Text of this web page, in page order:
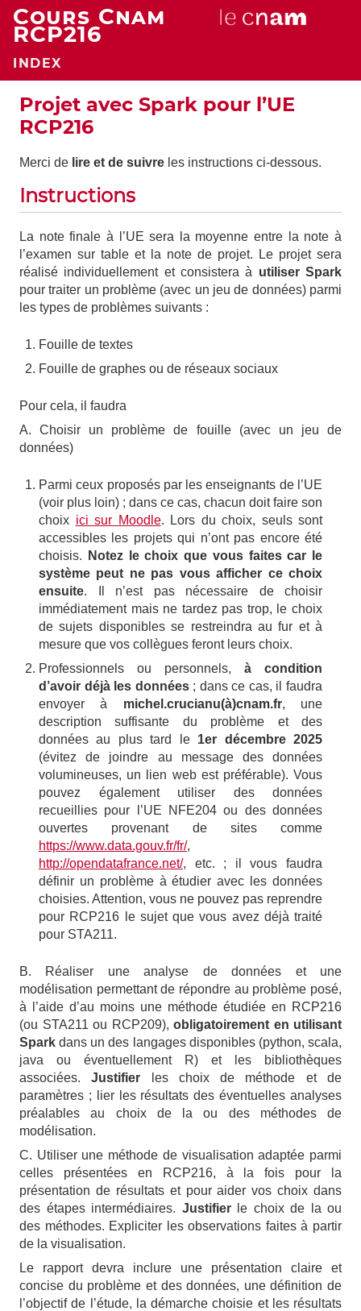
Cours Cnam
RCP216
INDEX
Projet avec Spark pour l’UE
RCP216
Merci de lire et de suivre les instructions ci-dessous.
Instructions
La note finale à l’UE sera la moyenne entre la note à
l’examen sur table et la note de projet. Le projet sera
réalisé individuellement et consistera à utiliser Spark
pour traiter un problème (avec un jeu de données) parmi
les types de problèmes suivants :
Fouille de textes
Fouille de graphes ou de réseaux sociaux
Pour cela, il faudra
A. Choisir un problème de fouille (avec un jeu de
données)
Parmi ceux proposés par les enseignants de l’UE
(voir plus loin) ; dans ce cas, chacun doit faire son
choix ici sur Moodle. Lors du choix, seuls sont
accessibles les projets qui n’ont pas encore été
choisis.
Notez le choix que vous faites car le
système peut ne pas vous afficher ce choix
ensuite. Il n’est pas nécessaire de choisir
immédiatement mais ne tardez pas trop, le choix
de sujets disponibles se restreindra au fur et à
mesure que vos collègues feront leurs choix.
Professionnels ou personnels, à condition
d’avoir déjà les données; dans ce cas, il faudra
envoyer à michel.crucianu(à)cnam.fr, une
description suffisante du problème et des
données au plus tard le 1er décembre 2025
(évitez de joindre au message des données
volumineuses, un lien web est préférable). Vous
pouvez également utiliser des données
recueillies pour l’UE NFE204 ou des données
ouvertes provenant de sites comme
https://www.data.gouv.fr/fr/,
http://opendatafrance.net/, etc. ; il vous faudra
définir un problème à étudier avec les données
choisies. Attention, vous ne pouvez pas reprendre
pour RCP216 le sujet que vous avez déjà traité
pour STA211.
B. Réaliser une analyse de données et une
modélisation permettant de répondre au problème posé,
à l’aide d’au moins une méthode étudiée en RCP216
(ou STA211 ou RCP209), obligatoirement en utilisant
Spark dans un des langages disponibles (python, scala,
java ou éventuellement R) et les bibliothèques
associées.Justifier les choix de méthode et de
paramètres ; lier les résultats des éventuelles analyses
préalables au choix de la ou des méthodes de
modélisation.
C. Utiliser une méthode de visualisation adaptée parmi
celles présentées en RCP216, à la fois pour la
présentation de résultats et pour aider vos choix dans
des étapes intermédiaires. Justifierle choix de la ou
des méthodes. Expliciter les observations faites à partir
de la visualisation.
Le rapport devra inclure une présentation claire et
concise du problème et des données, une définition de
l’objectif de l’étude, la démarche choisie et les résultats